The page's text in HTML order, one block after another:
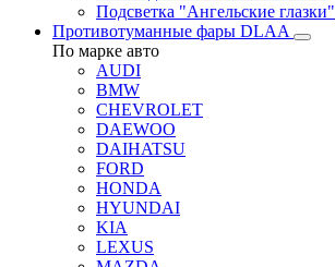
Подсветка "Ангельские глазки"
Противотуманные фары DLAA
По марке авто
AUDI
BMW
CHEVROLET
DAEWOO
DAIHATSU
FORD
HONDA
HYUNDAI
KIA
LEXUS